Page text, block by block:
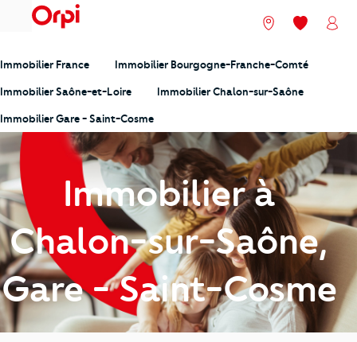
menu Nos agences
Mes
Immobilier France Immobilier Bourgogne-Franche-Comté
Immobilier Saône-et-Loire Immobilier Chalon-sur-Saône
Immobilier Gare - Saint-Cosme
Immobilier à
Chalon-sur-Saône,
Gare - Saint-Cosme